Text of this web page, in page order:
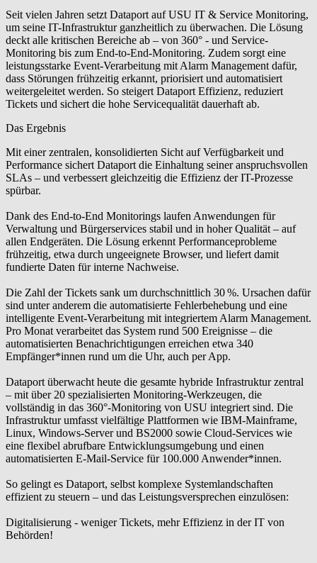
Seit vielen Jahren setzt Dataport auf USU IT & Service Monitoring,
um seine IT-Infrastruktur ganzheitlich zu überwachen. Die Lösung
deckt alle kritischen Bereiche ab – von 360° - und Service-
Monitoring bis zum End-to-End-Monitoring. Zudem sorgt eine
leistungsstarke Event-Verarbeitung mit Alarm Management dafür,
dass Störungen frühzeitig erkannt, priorisiert und automatisiert
weitergeleitet werden. So steigert Dataport Effizienz, reduziert
Tickets und sichert die hohe Servicequalität dauerhaft ab.
Das Ergebnis
Mit einer zentralen, konsolidierten Sicht auf Verfügbarkeit und
Performance sichert Dataport die Einhaltung seiner anspruchsvollen
SLAs – und verbessert gleichzeitig die Effizienz der IT-Prozesse
spürbar.
Dank des End-to-End Monitorings laufen Anwendungen für
Verwaltung und Bürgerservices stabil und in hoher Qualität – auf
allen Endgeräten. Die Lösung erkennt Performanceprobleme
frühzeitig, etwa durch ungeeignete Browser, und liefert damit
fundierte Daten für interne Nachweise.
Die Zahl der Tickets sank um durchschnittlich 30 %. Ursachen dafür
sind unter anderem die automatisierte Fehlerbehebung und eine
intelligente Event-Verarbeitung mit integriertem Alarm Management.
Pro Monat verarbeitet das System rund 500 Ereignisse – die
automatisierten Benachrichtigungen erreichen etwa 340
Empfänger*innen rund um die Uhr, auch per App.
Dataport überwacht heute die gesamte hybride Infrastruktur zentral
– mit über 20 spezialisierten Monitoring-Werkzeugen, die
vollständig in das 360°-Monitoring von USU integriert sind. Die
Infrastruktur umfasst vielfältige Plattformen wie IBM-Mainframe,
Linux, Windows-Server und BS2000 sowie Cloud-Services wie
eine flexibel abrufbare Entwicklungsumgebung und einen
automatisierten E-Mail-Service für 100.000 Anwender*innen.
So gelingt es Dataport, selbst komplexe Systemlandschaften
effizient zu steuern – und das Leistungsversprechen einzulösen:
Digitalisierung - weniger Tickets, mehr Effizienz in der IT von
Behörden!